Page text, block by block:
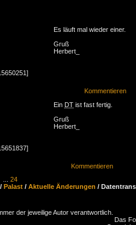
Es läuft mal wieder einer.
Gruß
Herbert_
Kommentieren
Ein DT ist fast fertig.
Gruß
Herbert_
Kommentieren
24
/ Palast / Aktuelle Änderungen /
der jeweilige Autor verantwortlich.
Das